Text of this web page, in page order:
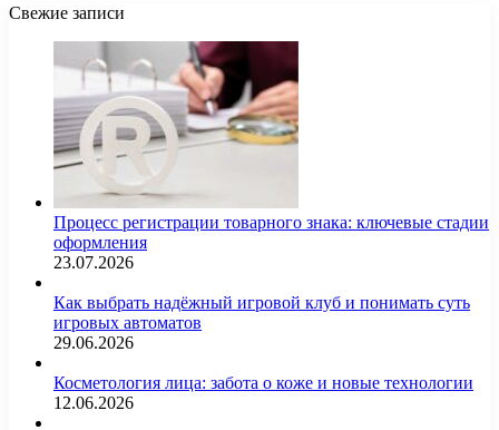
Свежие записи
Процесс регистрации товарного знака: ключевые стадии
оформления
23.07.2026
Как выбрать надёжный игровой клуб и понимать суть
игровых автоматов
29.06.2026
Косметология лица: забота о коже и новые технологии
12.06.2026